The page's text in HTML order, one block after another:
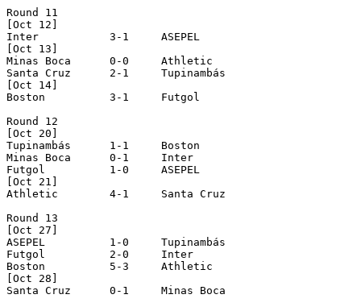
Round 11
[Oct 12]
Inter		3-1	ASEPEL
[Oct 13]
Minas Boca	0-0	Athletic
Santa Cruz	2-1	Tupinambás
[Oct 14]
Boston		3-1	Futgol
Round 12
[Oct 20]
Tupinambás	1-1	Boston
Minas Boca	0-1	Inter
Futgol		1-0	ASEPEL
[Oct 21]
Athletic	4-1	Santa Cruz
Round 13
[Oct 27]
ASEPEL		1-0	Tupinambás
Futgol		2-0	Inter
Boston		5-3	Athletic
[Oct 28]
Santa Cruz	0-1	Minas Boca